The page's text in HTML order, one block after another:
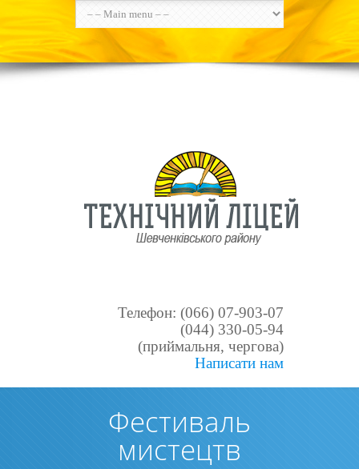
Телефон: (066) 07-903-07
(044) 330-05-94
(приймальня, чергова)
Написати нам
Фестиваль
мистецтв